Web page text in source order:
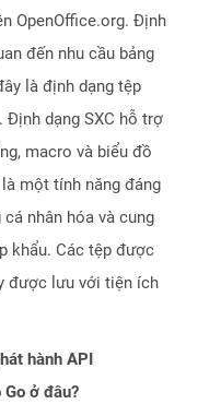
OpenOffice.org. Định
đến nhu cầu bảng
là định dạng tệp
Định dạng SXC hỗ trợ
macro và biểu đồ
một tính năng đáng
nhân hóa và cung
khẩu. Các tệp được
được lưu với tiện ích
hành API
ở đâu?